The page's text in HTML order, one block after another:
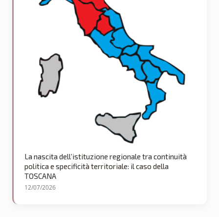
La nascita dell’istituzione regionale tra continuità
politica e specificità territoriale: il caso della
TOSCANA
12/07/2026